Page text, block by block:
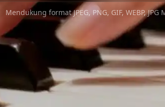
Mendukung format JPEG, PNG, GIF, WEBP,